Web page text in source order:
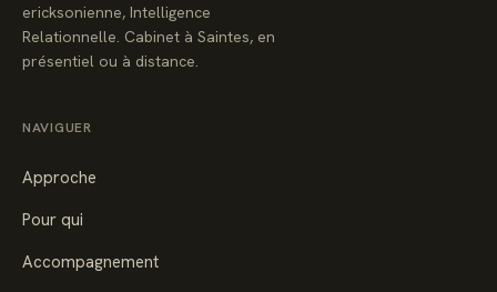
ericksonienne, Intelligence
Relationnelle. Cabinet à Saintes, en
présentiel ou à distance.
NAVIGUER
Approche
Pour qui
Accompagnement